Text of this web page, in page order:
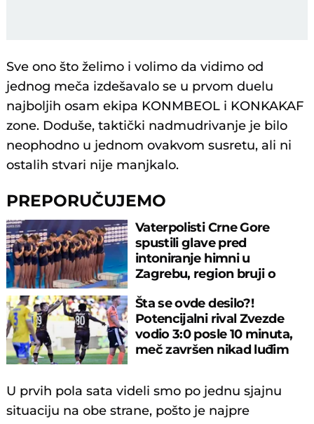
Sve ono što želimo i volimo da vidimo od
jednog meča izdešavalo se u prvom duelu
najboljih osam ekipa KONMBEOL i KONKAKAF
zone. Doduše, taktički nadmudrivanje je bilo
neophodno u jednom ovakvom susretu, ali ni
ostalih stvari nije manjkalo.
PREPORUČUJEMO
Vaterpolisti Crne Gore
spustili glave pred
intoniranje himni u
Zagrebu, region bruji o
Šta se ovde desilo?!
Potencijalni rival Zvezde
vodio 3:0 posle 10 minuta,
meč završen nikad luđim
U prvih pola sata videli smo po jednu sjajnu
situaciju na obe strane, pošto je najpre